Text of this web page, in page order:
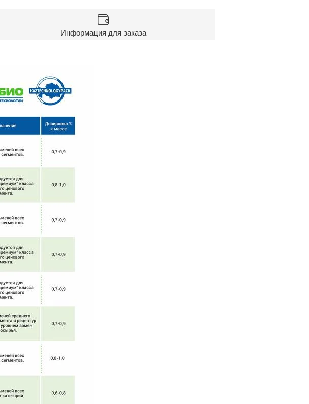
Информация для заказа